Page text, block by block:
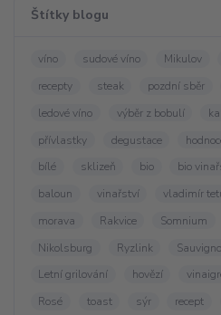
Štítky blogu
víno sudové víno Mikulov
recepty
steak pozdní sběr
ledové víno
výběr z bobulí
přívlastky
degustace
bílé
sklizeň bio bio
baloun
vinařství vladimír
morava
Rakvice Somnium
Nikolsburg
Ryzlink
Letní grilování
hovězí
Rosé
toast sýr recept